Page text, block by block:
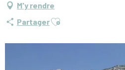
M'y rendre
PartagerAjouter aux favoris